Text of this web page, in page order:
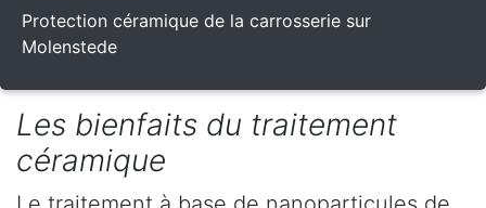
Protection céramique de la carrosserie sur
Molenstede
Les bienfaits du traitement
céramique